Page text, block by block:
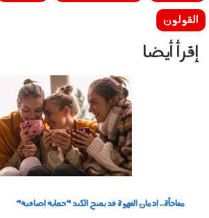
القولون
إقرأ أيضا
مفاجأة.. إدمان القهوة قد يمنح الكبد "حماية إضافية"